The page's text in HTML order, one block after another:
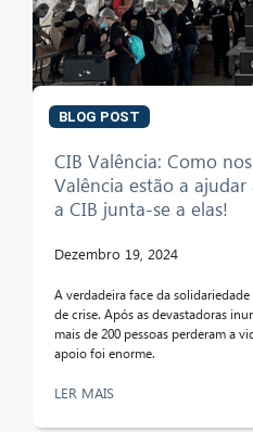
BLOG POST
CIB Valência: Como
Valência estão a
a CIB junta-se a elas!
Dezembro 19, 2024
A verdadeira face da
de crise. Após as devastadoras
mais de 200 pessoas perderam a
apoio foi enorme.
LER MAIS